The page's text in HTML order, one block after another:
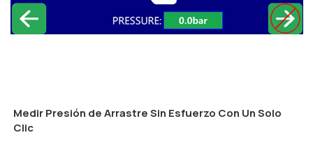
Medir Presión de Arrastre Sin Esfuerzo Con Un Solo
Clic